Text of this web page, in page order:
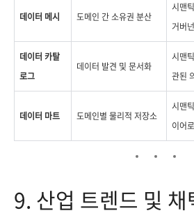
데이터 메시 도메인 간 소유권 분산
시맨
거버
데이터 카탈
로그
데이터 발견 및 문서화
시맨
관된
데이터 마트 도메인별 물리적 저장소
시맨
이어
9. 산업 트렌드 및 채